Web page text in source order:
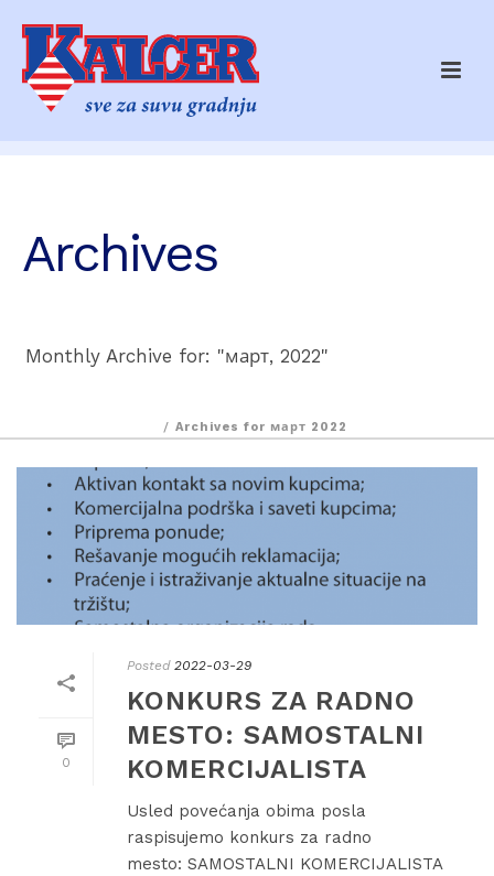
Archives
Monthly Archive for: "март, 2022"
/ Archives for март 2022
0
Posted 2022-03-29
KONKURS ZA RADNO
MESTO: SAMOSTALNI
KOMERCIJALISTA
Usled povećanja obima posla
raspisujemo konkurs za radno
mesto: SAMOSTALNI KOMERCIJALISTA